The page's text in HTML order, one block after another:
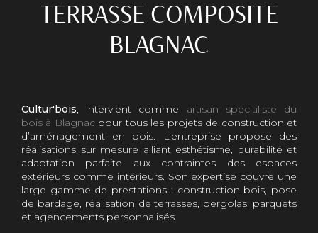
TERRASSE COMPOSITE
BLAGNAC
Cultur'bois, intervient comme artisan spécialiste du
bois à Blagnacpour tous les projets de construction et
d’aménagement en bois. L’entreprise propose des
réalisations sur mesure alliant esthétisme, durabilité et
adaptation parfaite aux contraintes des espaces
extérieurs comme intérieurs. Son expertise couvre une
large gamme de prestations : construction bois, pose
de bardage, réalisation de terrasses, pergolas, parquets
et agencements personnalisés.